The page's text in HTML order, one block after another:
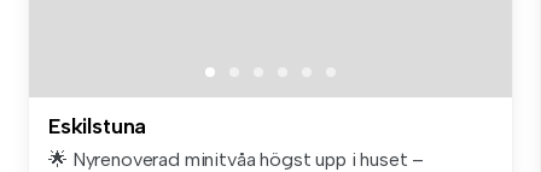
Eskilstuna
🌟 Nyrenoverad minitvåa högst upp i huset –